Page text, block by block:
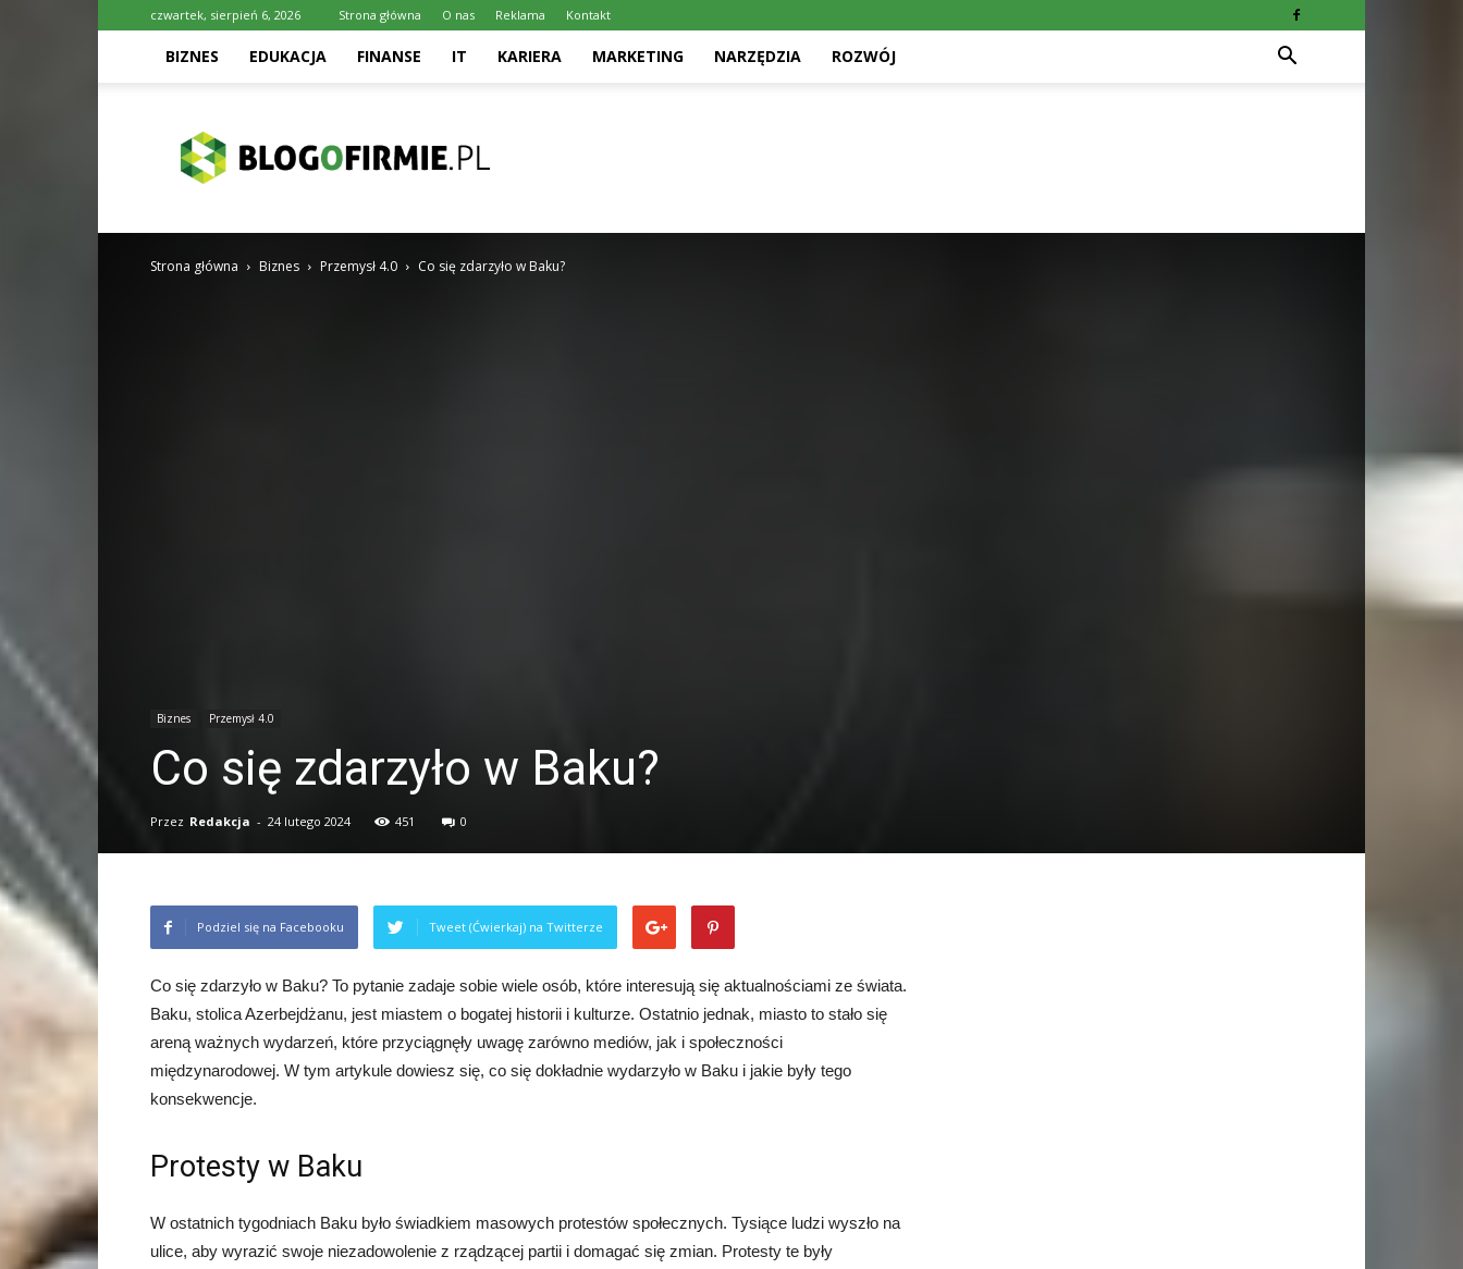
czwartek, sierpień 6, 2026 Strona główna O nas Reklama Kontakt
BIZNES EDUKACJA FINANSE IT KARIERA MARKETING NARZĘDZIA ROZWÓJ
Strona główna Biznes Przemysł 4.0 Co się zdarzyło w Baku?
Biznes Przemysł 4.0
Co się zdarzyło w Baku?
Przez Redakcja - 24 lutego 2024 451 0
Podziel się na Facebooku Tweet (Ćwierkaj) na Twitterze
Co się zdarzyło w Baku? To pytanie zadaje sobie wiele osób, które interesują się aktualnościami ze świata.
Baku, stolica Azerbejdżanu, jest miastem o bogatej historii i kulturze. Ostatnio jednak, miasto to stało się
areną ważnych wydarzeń, które przyciągnęły uwagę zarówno mediów, jak i społeczności
międzynarodowej. W tym artykule dowiesz się, co się dokładnie wydarzyło w Baku i jakie były tego
konsekwencje.
Protesty w Baku
W ostatnich tygodniach Baku było świadkiem masowych protestów społecznych. Tysiące ludzi wyszło na
ulice, aby wyrazić swoje niezadowolenie z rządzącej partii i domagać się zmian. Protesty te były